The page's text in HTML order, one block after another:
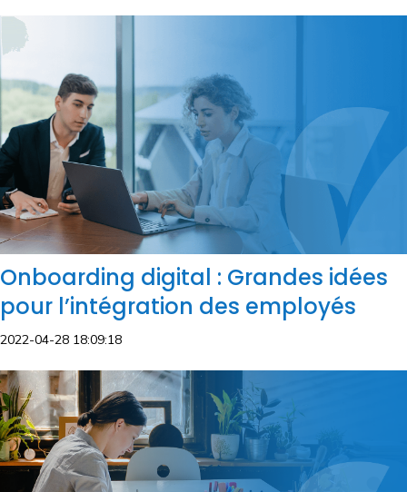
Onboarding digital : Grandes idées
pour l’intégration des employés
2022-04-28 18:09:18